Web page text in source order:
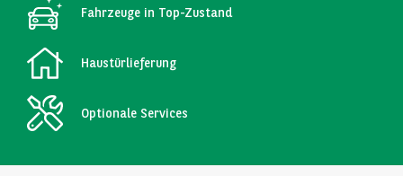
Fahrzeuge in Top-Zustand
Haustürlieferung
Optionale Services